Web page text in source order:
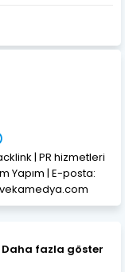
| PR hizmetleri
Yapım | E-posta:
Daha fazla göster